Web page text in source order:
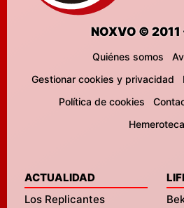
NOXVO ©
Quiénes somos
Gestionar cookies y privacidad
Política de cookies
Hemeroteca
ACTUALIDAD
Los Replicantes